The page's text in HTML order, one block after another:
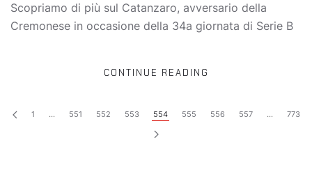
Scopriamo di più sul Catanzaro, avversario della
Cremonese in occasione della 34a giornata di Serie B
CONTINUE READING
1 … 551 552 553 554 555 556 557 … 773